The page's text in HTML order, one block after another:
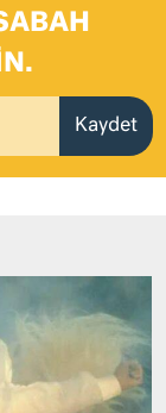
Kaydet